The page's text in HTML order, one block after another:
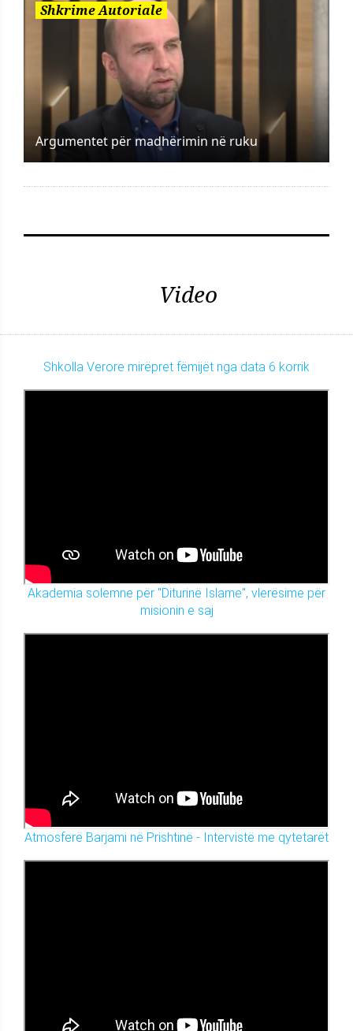
Shkrime Autoriale
Argumentet për madhërimin në ruku
Video
Shkolla Verore mirëpret fëmijët nga data 6 korrik
Akademia solemne për "Diturinë Islame", vlerësime për
misionin e saj
Atmosferë Barjami në Prishtinë - Intervistë me qytetarët